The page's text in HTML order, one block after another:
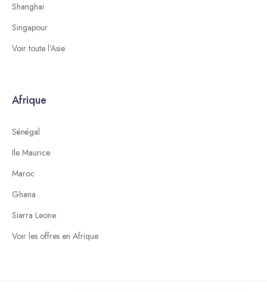
Shanghai
Singapour
Voir toute l’Asie
Afrique
Sénégal
Ile Maurice
Maroc
Ghana
Sierra Leone
Voir les offres en Afrique